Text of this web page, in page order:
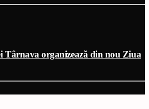
Târnava organizează din nou Ziua